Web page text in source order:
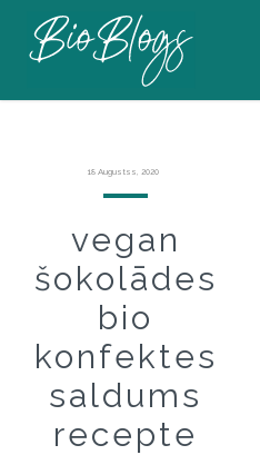
18 Augustss, 2020
vegan
šokolādes
bio
konfektes
saldums
recepte